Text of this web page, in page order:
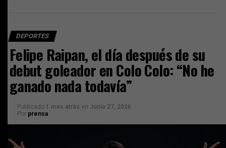
DEPORTES
Felipe Raipan, el día después de su
debut goleador en Colo Colo: “No he
ganado nada todavía”
Publicado 1 mes atrás en Junio 27, 2026
Por prensa